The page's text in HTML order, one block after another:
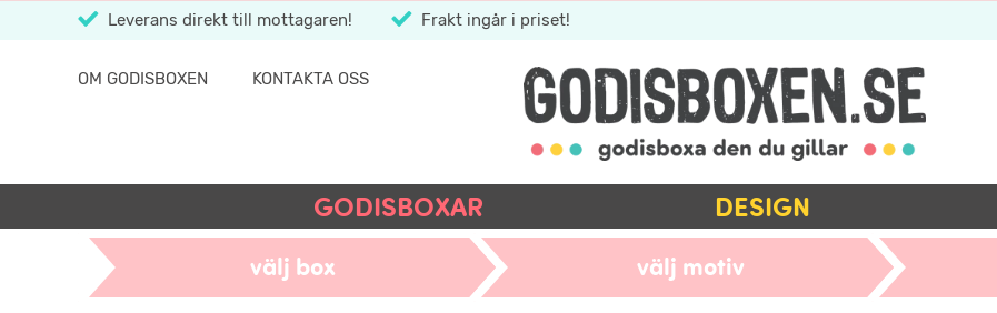
Leverans direkt till mottagaren! Frakt ingår i priset!
OM GODISBOXEN KONTAKTA OSS
GODISBOXAR DESIGN
välj box välj motiv